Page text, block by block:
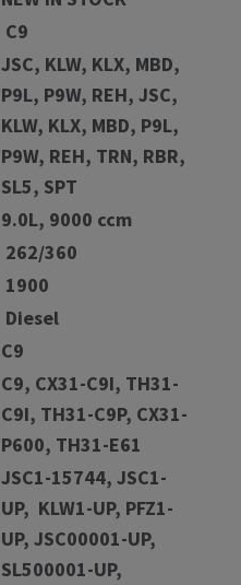
C9
JSC, KLW, KLX, MBD,
P9L, P9W, REH, JSC,
KLW, KLX, MBD, P9L,
P9W, REH, TRN, RBR,
SL5, SPT
9.0L, 9000 ccm
262/360
1900
Diesel
C9
C9, CX31-C9I, TH31-
C9I, TH31-C9P, CX31-
P600, TH31-E61
JSC1-15744, JSC1-
UP, KLW1-UP, PFZ1-
UP, JSC00001-UP,
SL500001-UP,